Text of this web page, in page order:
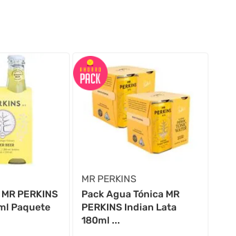
PERKINS
Paquete
MR PERKINS
Pack Agua Tónica MR
PERKINS Indian Lata
180ml ...